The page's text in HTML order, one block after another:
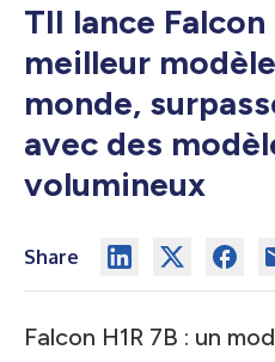
TII lance
meilleur modèle
monde,
avec des
volumineux
Share
Falcon H1R 7B : un